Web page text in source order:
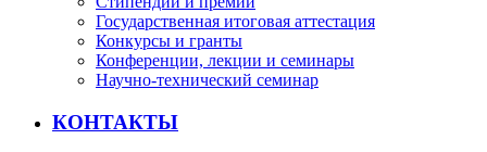
Государственная итоговая аттестация
Конкурсы и гранты
Конференции, лекции и семинары
Научно-технический семинар
КОНТАКТЫ